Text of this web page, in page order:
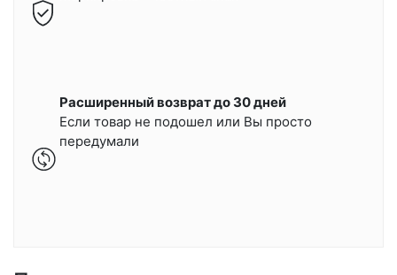
Расширенный возврат до 30 дней
Если товар не подошел или Вы просто
передумали